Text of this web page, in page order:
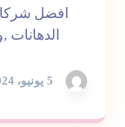
5 يونيو، 2024
افضل
الدهانات